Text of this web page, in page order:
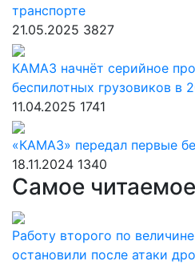
транспорте
21.05.2025 3827
КАМАЗ начнёт серийное
беспилотных грузовиков в
11.04.2025 1741
«КАМАЗ» передал первые
18.11.2024 1340
Самое читаемое
Работу второго по
остановили после атаки